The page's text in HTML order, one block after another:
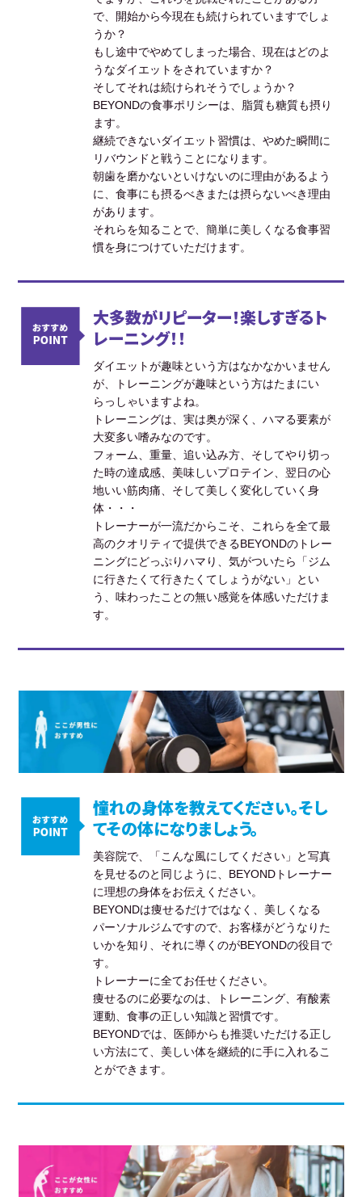
で、開始から今現在も続けられていますでしょ
うか？
もし途中でやめてしまった場合、現在はどのよ
うなダイエットをされていますか？
そしてそれは続けられそうでしょうか？
BEYONDの食事ポリシーは、脂質も糖質も摂り
ます。
継続できないダイエット習慣は、やめた瞬間に
リバウンドと戦うことになります。
朝歯を磨かないといけないのに理由があるよう
に、食事にも摂るべきまたは摂らないべき理由
があります。
それらを知ることで、簡単に美しくなる食事習
慣を身につけていただけます。
大多数がリピーター！楽しすぎるト
レーニング！！
ダイエットが趣味という方はなかなかいません
が、トレーニングが趣味という方はたまにい
らっしゃいますよね。
トレーニングは、実は奥が深く、ハマる要素が
大変多い嗜みなのです。
フォーム、重量、追い込み方、そしてやり切っ
た時の達成感、美味しいプロテイン、翌日の心
地いい筋肉痛、そして美しく変化していく身
体・・・
トレーナーが一流だからこそ、これらを全て最
高のクオリティで提供できるBEYONDのトレー
ニングにどっぷりハマり、気がついたら「ジム
に行きたくて行きたくてしょうがない」とい
う、味わったことの無い感覚を体感いただけま
す。
憧れの身体を教えてください。そし
てその体になりましょう。
美容院で、「こんな風にしてください」と写真
を見せるのと同じように、BEYONDトレーナー
に理想の身体をお伝えください。
BEYONDは痩せるだけではなく、美しくなる
パーソナルジムですので、お客様がどうなりた
いかを知り、それに導くのがBEYONDの役目で
す。
トレーナーに全てお任せください。
痩せるのに必要なのは、トレーニング、有酸素
運動、食事の正しい知識と習慣です。
BEYONDでは、医師からも推奨いただける正し
い方法にて、美しい体を継続的に手に入れるこ
とができます。